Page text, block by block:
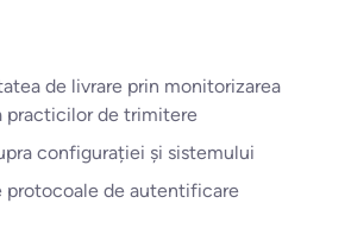
de livrare prin monitorizarea
practicilor de trimitere
configurației și sistemului
protocoale de autentificare